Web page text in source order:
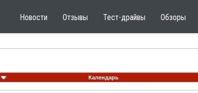
Новости Отзывы Тест-драйвы Обзоры
Календарь